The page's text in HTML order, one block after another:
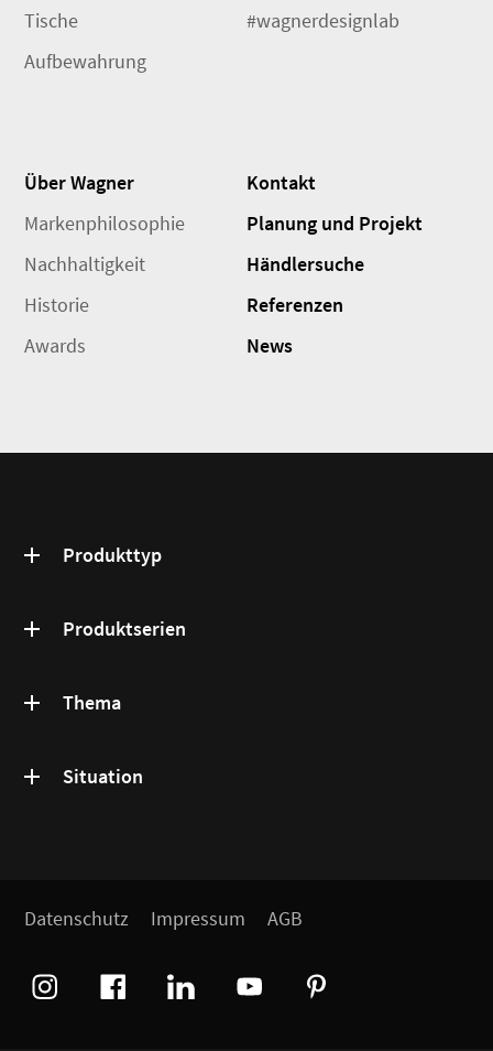
Tische
Aufbewahrung
#wagnerdesignlab
Über Wagner
Markenphilosophie
Nachhaltigkeit
Historie
Awards
Kontakt
Planung und Projekt
Händlersuche
Referenzen
News
Produkttyp
Produktserien
Thema
Situation
Datenschutz Impressum AGB